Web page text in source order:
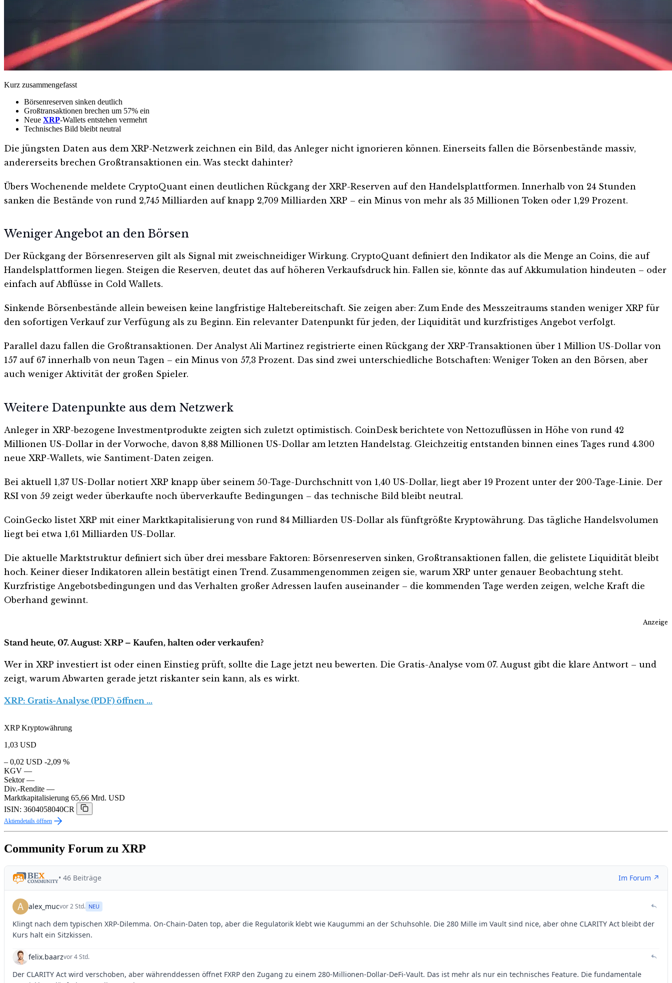
Kurz zusammengefasst
Börsenreserven sinken deutlich
Großtransaktionen brechen um 57% ein
Neue XRP-Wallets entstehen vermehrt
Technisches Bild bleibt neutral
Die jüngsten Daten aus dem XRP-Netzwerk zeichnen ein Bild, das Anleger nicht ignorieren können. Einerseits fallen die Börsenbestände massiv,
andererseits brechen Großtransaktionen ein. Was steckt dahinter?
Übers Wochenende meldete CryptoQuant einen deutlichen Rückgang der XRP-Reserven auf den Handelsplattformen. Innerhalb von 24 Stunden
sanken die Bestände von rund 2,745 Milliarden auf knapp 2,709 Milliarden XRP – ein Minus von mehr als 35 Millionen Token oder 1,29 Prozent.
Weniger Angebot an den Börsen
Der Rückgang der Börsenreserven gilt als Signal mit zweischneidiger Wirkung. CryptoQuant definiert den Indikator als die Menge an Coins, die auf
Handelsplattformen liegen. Steigen die Reserven, deutet das auf höheren Verkaufsdruck hin. Fallen sie, könnte das auf Akkumulation hindeuten – oder
einfach auf Abflüsse in Cold Wallets.
Sinkende Börsenbestände allein beweisen keine langfristige Haltebereitschaft. Sie zeigen aber: Zum Ende des Messzeitraums standen weniger XRP für
den sofortigen Verkauf zur Verfügung als zu Beginn. Ein relevanter Datenpunkt für jeden, der Liquidität und kurzfristiges Angebot verfolgt.
Parallel dazu fallen die Großtransaktionen. Der Analyst Ali Martinez registrierte einen Rückgang der XRP-Transaktionen über 1 Million US-Dollar von
157 auf 67 innerhalb von neun Tagen – ein Minus von 57,3 Prozent. Das sind zwei unterschiedliche Botschaften: Weniger Token an den Börsen, aber
auch weniger Aktivität der großen Spieler.
Weitere Datenpunkte aus dem Netzwerk
Anleger in XRP-bezogene Investmentprodukte zeigten sich zuletzt optimistisch. CoinDesk berichtete von Nettozuflüssen in Höhe von rund 42
Millionen US-Dollar in der Vorwoche, davon 8,88 Millionen US-Dollar am letzten Handelstag. Gleichzeitig entstanden binnen eines Tages rund 4.300
neue XRP-Wallets, wie Santiment-Daten zeigen.
Bei aktuell 1,37 US-Dollar notiert XRP knapp über seinem 50-Tage-Durchschnitt von 1,40 US-Dollar, liegt aber 19 Prozent unter der 200-Tage-Linie. Der
RSI von 59 zeigt weder überkaufte noch überverkaufte Bedingungen – das technische Bild bleibt neutral.
CoinGecko listet XRP mit einer Marktkapitalisierung von rund 84 Milliarden US-Dollar als fünftgrößte Kryptowährung. Das tägliche Handelsvolumen
liegt bei etwa 1,61 Milliarden US-Dollar.
Die aktuelle Marktstruktur definiert sich über drei messbare Faktoren: Börsenreserven sinken, Großtransaktionen fallen, die gelistete Liquidität bleibt
hoch. Keiner dieser Indikatoren allein bestätigt einen Trend. Zusammengenommen zeigen sie, warum XRP unter genauer Beobachtung steht.
Kurzfristige Angebotsbedingungen und das Verhalten großer Adressen laufen auseinander – die kommenden Tage werden zeigen, welche Kraft die
Oberhand gewinnt.
Anzeige
Stand heute, 07. August: XRP – Kaufen, halten oder verkaufen?
Wer in XRP investiert ist oder einen Einstieg prüft, sollte die Lage jetzt neu bewerten. Die Gratis-Analyse vom 07. August gibt die klare Antwort – und
zeigt, warum Abwarten gerade jetzt riskanter sein kann, als es wirkt.
XRP: Gratis-Analyse (PDF) öffnen …
XRP Kryptowährung
1,03 USD
– 0,02 USD -2,09 %
KGV —
Sektor —
Div.-Rendite —
Marktkapitalisierung 65,66 Mrd. USD
ISIN: 3604058040CR
Aktiendetails öffnen
Community Forum zu XRP